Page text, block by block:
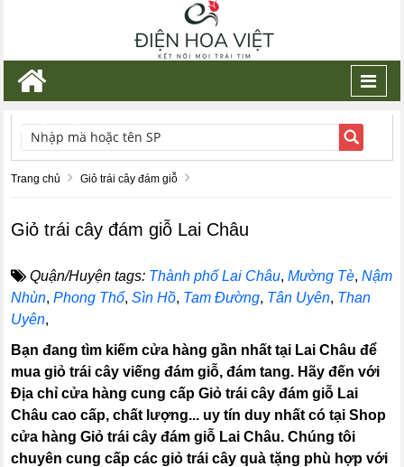
TÌM KIẾM
Trang chủ Giỏ trái cây đám giỗ
Giỏ trái cây đám giỗ Lai Châu
Quận/Huyện tags: Thành phố Lai Châu,Mường Tè,Nậm
Nhùn,Phong Thổ,Sìn Hồ, Tam Đường, Tân Uyên, Than
Uyên,
Bạn đang tìm kiếm cửa hàng gần nhất tại Lai Châu để
mua giỏ trái cây viếng đám giỗ, đám tang. Hãy đến với
Địa chỉ cửa hàng cung cấp Giỏ trái cây đám giỗ Lai
Châu cao cấp, chất lượng... uy tín duy nhất có tại Shop
cửa hàng Giỏ trái cây đám giỗ Lai Châu. Chúng tôi
chuyên cung cấp các giỏ trái cây quà tặng phù hợp với